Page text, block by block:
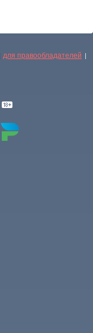
для правообладателей |